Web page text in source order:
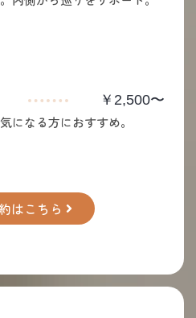
￥2,500〜
になる方におすすめ。
はこちら